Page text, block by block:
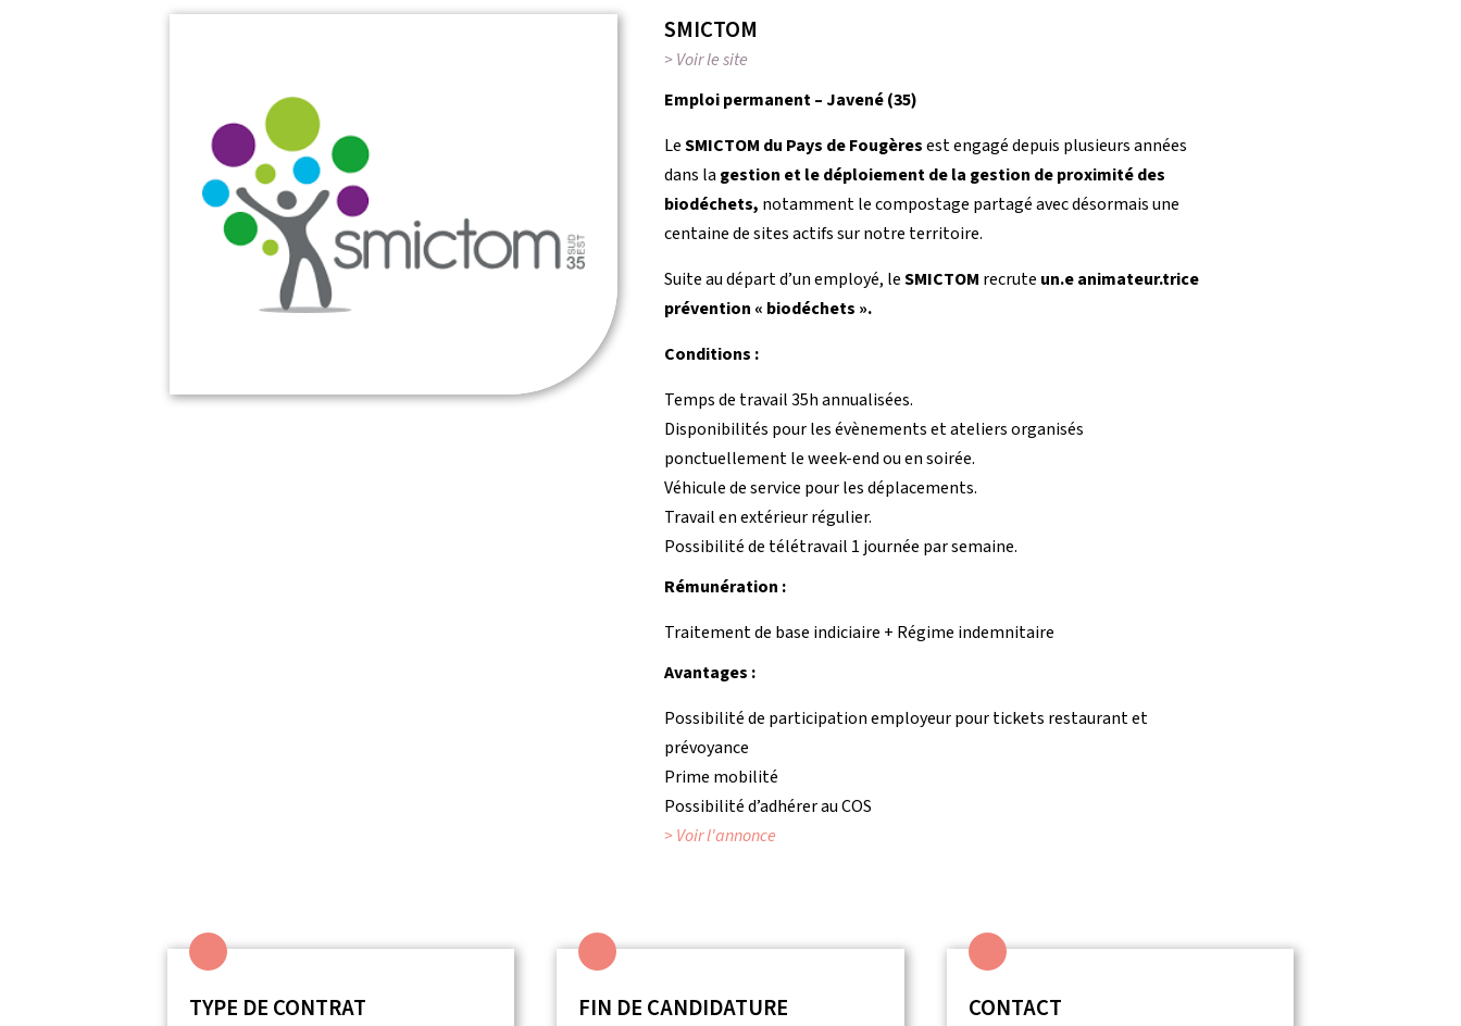
SMICTOM
> Voir le site
Emploi permanent – Javené (35)
LeSMICTOM du Pays de Fougèresest engagé depuis plusieurs années
dans la gestion et le déploiement de la gestion de proximité des
biodéchets, notamment le compostage partagé avec désormais une
centaine de sites actifs sur notre territoire.
Suite au départ d’un employé, leSMICTOM recrute un.e animateur.trice
prévention « biodéchets ».
Conditions :
Temps de travail 35h annualisées.
Disponibilités pour les évènements et ateliers organisés
ponctuellement le week-end ou en soirée.
Véhicule de service pour les déplacements.
Travail en extérieur régulier.
Possibilité de télétravail 1 journée par semaine.
Rémunération :
Traitement de base indiciaire + Régime indemnitaire
Avantages :
Possibilité de participation employeur pour tickets restaurant et
prévoyance
Prime mobilité
Possibilité d’adhérer au COS
> Voir l'annonce
TYPE DE CONTRAT FIN DE CANDIDATURE CONTACT